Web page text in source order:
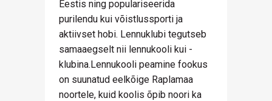
Eestis ning populariseerida
purilendu kui võistlussporti ja
aktiivset hobi. Lennuklubi tegutseb
samaaegselt nii lennukooli kui -
klubina.Lennukooli peamine fookus
on suunatud eelkõige Raplamaa
noortele, kuid koolis õpib noori ka